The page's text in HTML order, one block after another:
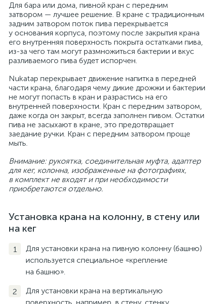
Для бара или дома, пивной кран с передним
затвором — лучшее решение. В кране с традиционным
задним затвором поток пива перекрывается
у основания корпуса, поэтому после закрытия крана
его внутренняя поверхность покрыта остатками пива,
из-за чего там могут размножиться бактерии и вкус
разливаемого пива будет испорчен.
Nukatap перекрывает движение напитка в передней
части крана, благодаря чему дикие дрожжи и бактерии
не могут попасть в кран и разрастись на его
внутренней поверхности. Кран с передним затвором,
даже когда он закрыт, всегда заполнен пивом. Остатки
пива не засыхают в кране, это предотвращает
заедание ручки. Кран с передним затвором проще
мыть.
Внимание: рукоятка, соединительная муфта, адаптер
для кег, колонна, изображенные на фотографиях,
в комплект не входят и при необходимости
приобретаются отдельно.
Установка крана на колонну, в стену или
на кег
Для установки крана на пивную колонну (башню)
используется специальное «крепление
на башню».
Для установки крана на вертикальную